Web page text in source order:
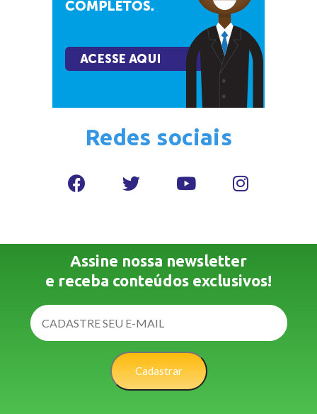
Redes sociais
Assine nossa newsletter
e receba conteúdos exclusivos!
Cadastrar